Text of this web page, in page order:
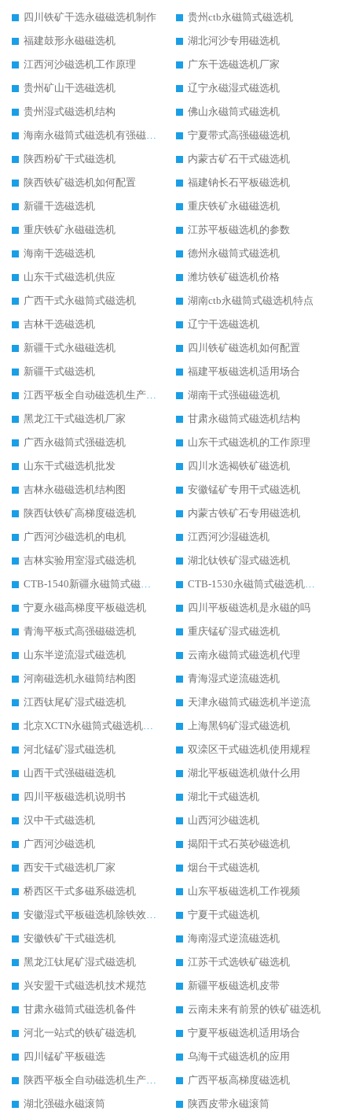
四川铁矿干选永磁磁选机制作
贵州ctb永磁筒式磁选机
福建鼓形永磁磁选机
湖北河沙专用磁选机
江西河沙磁选机工作原理
广东干选磁选机厂家
贵州矿山干选磁选机
辽宁永磁湿式磁选机
贵州湿式磁选机结构
佛山永磁筒式磁选机
海南永磁筒式磁选机有强磁的吗
宁夏带式高强磁磁选机
陕西粉矿干式磁选机
内蒙古矿石干式磁选机
陕西铁矿磁选机如何配置
福建钠长石平板磁选机
新疆干选磁选机
重庆铁矿永磁磁选机
重庆铁矿永磁磁选机
江苏平板磁选机的参数
海南干选磁选机
德州永磁筒式磁选机
山东干式磁选机供应
潍坊铁矿磁选机价格
广西干式永磁筒式磁选机
湖南ctb永磁筒式磁选机特点
吉林干选磁选机
辽宁干选磁选机
新疆干式永磁磁选机
四川铁矿磁选机如何配置
新疆干式磁选机
福建平板磁选机适用场合
江西平板全自动磁选机生产厂家
湖南干式强磁磁选机
黑龙江干式磁选机厂家
甘肃永磁筒式磁选机结构
广西永磁筒式强磁选机
山东干式磁选机的工作原理
山东干式磁选机批发
四川水选褐铁矿磁选机
吉林永磁磁选机结构图
安徽锰矿专用干式磁选机
陕西钛铁矿高梯度磁选机
内蒙古铁矿石专用磁选机
广西河沙磁选机的电机
江西河沙湿磁选机
吉林实验用室湿式磁选机
湖北钛铁矿湿式磁选机
CTB-1540新疆永磁筒式磁选机
CTB-1530永磁筒式磁选机代理商
宁夏永磁高梯度平板磁选机
四川平板磁选机是永磁的吗
青海平板式高强磁磁选机
重庆锰矿湿式磁选机
山东半逆流湿式磁选机
云南永磁筒式磁选机代理
河南磁选机永磁筒结构图
青海湿式逆流磁选机
江西钛尾矿湿式磁选机
天津永磁筒式磁选机半逆流
北京XCTN永磁筒式磁选机磁块位置
上海黑钨矿湿式磁选机
河北锰矿湿式磁选机
双滦区干式磁选机使用规程
山西干式强磁磁选机
湖北平板磁选机做什么用
四川平板磁选机说明书
湖北干式磁选机
汉中干式磁选机
山西河沙磁选机
广西河沙磁选机
揭阳干式石英砂磁选机
西安干式磁选机厂家
烟台干式磁选机
桥西区干式多磁系磁选机
山东平板磁选机工作视频
安徽湿式平板磁选机除铁效果怎么样
宁夏干式磁选机
安徽铁矿干式磁选机
海南湿式逆流磁选机
黑龙江钛尾矿湿式磁选机
江苏干式选铁矿磁选机
兴安盟干式磁选机技术规范
新疆平板磁选机皮带
甘肃永磁筒式磁选机备件
云南未来有前景的铁矿磁选机
河北一站式的铁矿磁选机
宁夏平板磁选机适用场合
四川锰矿平板磁选
乌海干式磁选机的应用
陕西平板全自动磁选机生产厂家
广西平板高梯度磁选机
湖北强磁永磁滚筒
陕西皮带永磁滚筒